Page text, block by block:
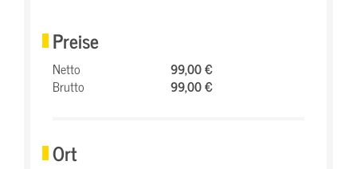
Preise
Netto
99,00 €
Brutto
99,00 €
Ort